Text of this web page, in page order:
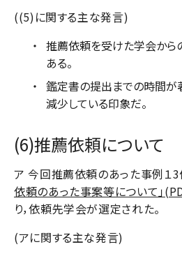
((5)に関する主な発言)
推薦依頼を受けた学会から
ある。
鑑定書の提出までの時間が
減少している印象だ。
(6)推薦依頼について
ア 今回推薦依頼のあった事例１3
依頼のあった事案等について」
り，依頼先学会が選定された。
(アに関する主な発言)